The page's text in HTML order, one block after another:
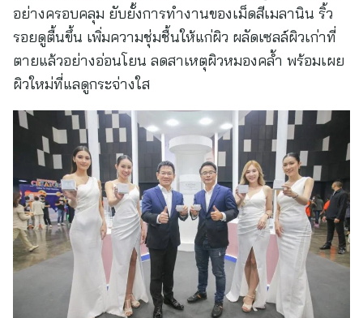
อย่างครอบคลุม ยับยั้งการทำงานของเม็ดสีเมลานิน ริ้ว
รอยดูตื้นขึ้น เพิ่มความชุ่มชื้นให้แก่ผิว ผลัดเซลล์ผิวเก่าที่
ตายแล้วอย่างอ่อนโยน ลดสาเหตุผิวหมองคล้ำ พร้อมเผย
ผิวใหม่ที่แลดูกระจ่างใส